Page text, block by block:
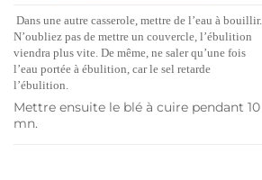
Dans une autre casserole, mettre de l’eau à bouillir.
N’oubliez pas de mettre un couvercle, l’ébulition
viendra plus vite. De même, ne saler qu’une fois
l’eau portée à ébulition, car le sel retarde
l’ébulition.
Mettre ensuite le blé à cuire pendant 10
mn.